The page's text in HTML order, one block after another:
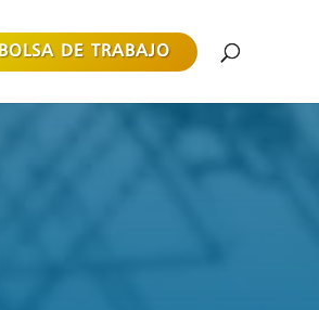
BOLSA DE TRABAJO